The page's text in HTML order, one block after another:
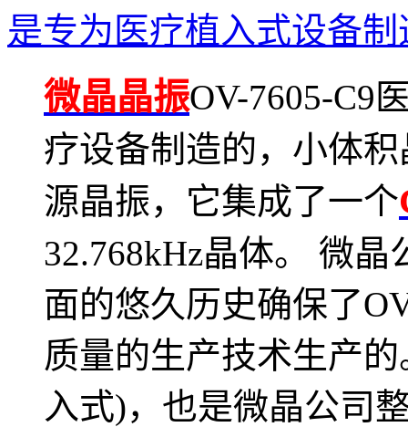
是专为医疗植入式设备制
微晶晶振OV-7605-C9
疗设备制造的，小体
源晶振，它集成了一个
32.768kHz晶体。 微
面的悠久历史确保了
质量的生产技术生产
入式)，也是微晶公司